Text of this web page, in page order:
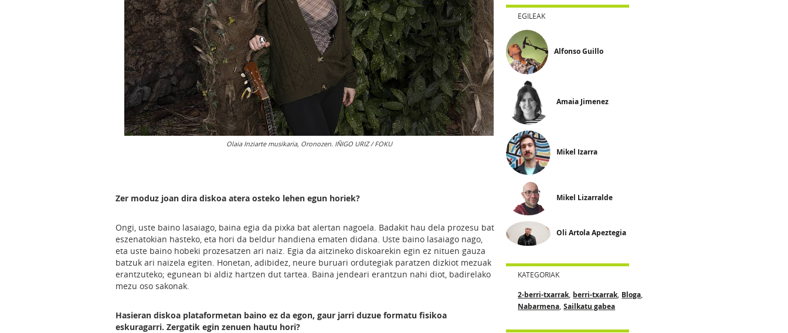
Olaia Inziarte musikaria, Oronozen. IÑIGO URIZ / FOKU
Zer moduz joan dira diskoa atera osteko lehen egun horiek?
Ongi, uste baino lasaiago, baina egia da pixka bat alertan nagoela. Badakit hau dela prozesu bat
eszenatokian hasteko, eta hori da beldur handiena ematen didana. Uste baino lasaiago nago,
eta uste baino hobeki prozesatzen ari naiz. Egia da aitzineko diskoarekin egin ez nituen gauza
batzuk ari naizela egiten. Honetan, adibidez, neure buruari ordutegiak paratzen dizkiot mezuak
erantzuteko; egunean bi aldiz hartzen dut tartea. Baina jendeari erantzun nahi diot, badirelako
mezu oso sakonak.
Hasieran diskoa plataformetan baino ez da egon, gaur jarri duzue formatu fisikoa
eskuragarri. Zergatik egin zenuen hautu hori?
EGILEAK
Alfonso Guillo
Amaia Jimenez
Mikel Izarra
Mikel Lizarralde
Oli Artola Apeztegia
KATEGORIAK
2-berri-txarrak, berri-txarrak, Bloga,
Nabarmena,Sailkatu gabea